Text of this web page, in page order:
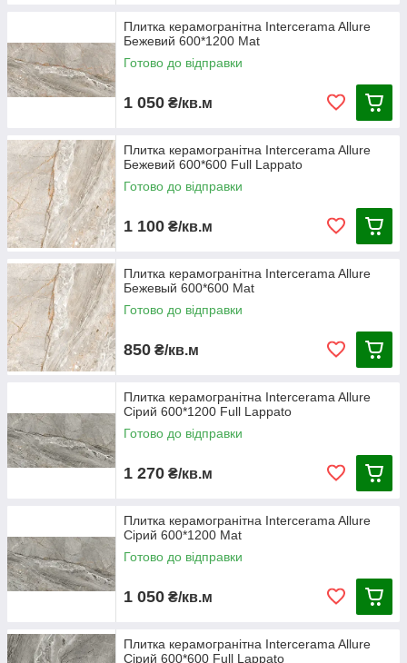
Плитка керамогранітна Intercerama Allure
Бежевий 600*1200 Mat
Готово до відправки
1 050 ₴/кв.м
Плитка керамогранітна Intercerama Allure
Бежевий 600*600 Full Lappato
Готово до відправки
1 100 ₴/кв.м
Плитка керамогранітна Intercerama Allure
Бежевый 600*600 Mat
Готово до відправки
850 ₴/кв.м
Плитка керамогранітна Intercerama Allure
Сірий 600*1200 Full Lappato
Готово до відправки
1 270 ₴/кв.м
Плитка керамогранітна Intercerama Allure
Сірий 600*1200 Mat
Готово до відправки
1 050 ₴/кв.м
Плитка керамогранітна Intercerama Allure
Сірий 600*600 Full Lappato